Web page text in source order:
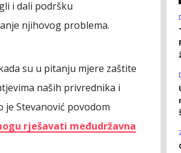
i dali podršku
njihovog problema.
su u pitanju mjere zaštite
naših privrednika i
Stevanović povodom
rješavati međudržavna